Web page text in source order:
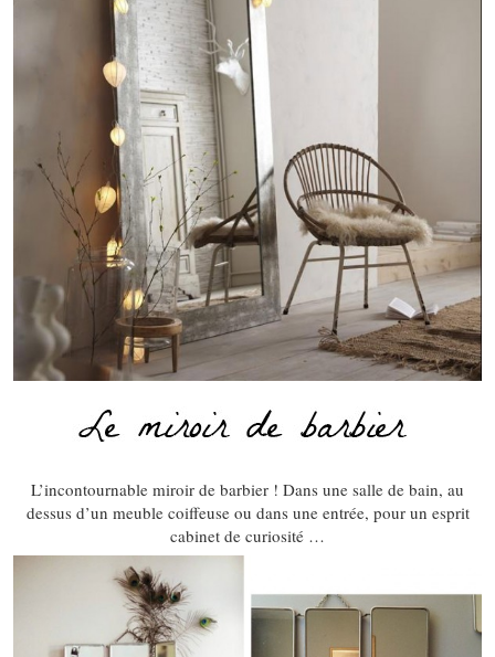
L’incontournable miroir de barbier ! Dans une salle de bain, au
dessus d’un meuble coiffeuse ou dans une entrée, pour un esprit
cabinet de curiosité …